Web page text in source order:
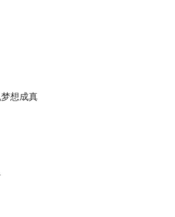
想成真